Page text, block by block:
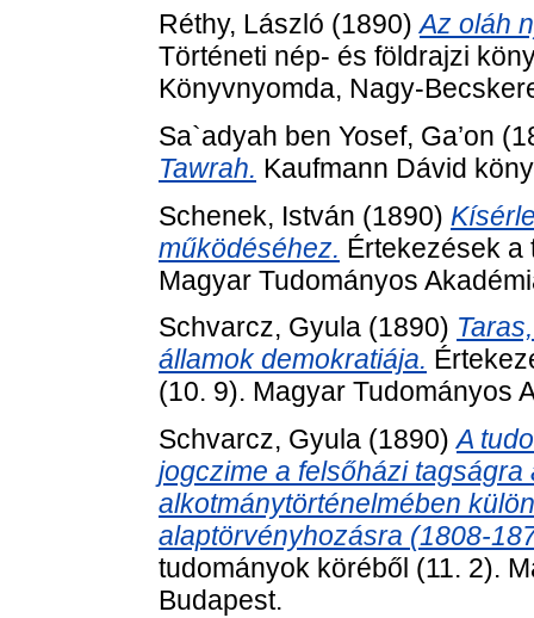
Réthy, László (1890)Az oláh
Történeti nép- és földrajzi
Könyvnyomda, Nagy-
Sa`adyah ben Yosef, Ga’on
Tawrah. Kaufmann Dávid
Schenek, István (1890)
működéséhez. Értekezések a
Magyar Tudományos
Schvarcz, Gyula (1890)
államok demokratiája.
(10. 9). Magyar Tudományos
Schvarcz, Gyula (1890)A
jogczime a felsőházi tagságra
alkotmánytörténelmében
alaptörvényhozásra (1808-
tudományok köréből (11. 2).
Budapest.